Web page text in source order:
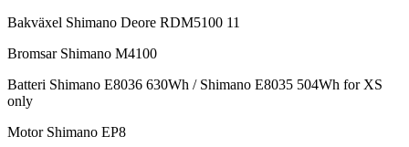
Bakväxel Shimano Deore RDM5100 11
Bromsar Shimano M4100
Batteri Shimano E8036 630Wh / Shimano E8035 504Wh for XS
only
Motor Shimano EP8